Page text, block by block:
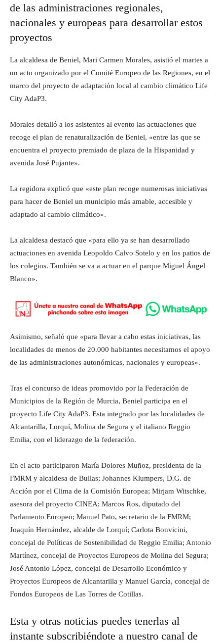
de las administraciones regionales,
nacionales y europeas para desarrollar estos
proyectos
La alcaldesa de Beniel, Mari Carmen Morales, asistió el martes a
un acto organizado por el Comité Europeo de las Regiones, en el
marco del proyecto de adaptación local al cambio climático Life
City AdaP3.
Morales detalló a los asistentes al evento las actuaciones que
recoge el plan de renaturalización de Beniel, «entre las que se
encuentra el proyecto premiado de plaza de la Hispanidad y
avenida José Pujante».
La regidora explicó que «este plan recoge numerosas iniciativas
para hacer de Beniel un municipio más amable, accesible y
adaptado al cambio climático».
La alcaldesa destacó que «para ello ya se han desarrollado
actuaciones en avenida Leopoldo Calvo Sotelo y en los patios de
los colegios. También se va a actuar en el parque Miguel Ángel
Blanco».
Asimismo, señaló que «para llevar a cabo estas iniciativas, las
localidades de menos de 20.000 habitantes necesitamos el apoyo
de las administraciones autonómicas, nacionales y europeas».
Tras el concurso de ideas promovido por la Federación de
Municipios de la Región de Murcia, Beniel participa en el
proyecto Life City AdaP3. Esta integrado por las localidades de
Alcantarilla, Lorquí, Molina de Segura y el italiano Reggio
Emilia, con el liderazgo de la federación.
En el acto participaron María Dolores Muñoz, presidenta de la
FMRM y alcaldesa de Bullas; Johannes Klumpers, D.G. de
Acción por el Clima de la Comisión Europea; Mirjam Witschke,
asesora del proyecto CINEA; Marcos Ros, diputado del
Parlamento Europeo; Manuel Pato, secretario de la FMRM;
Joaquín Hernández, alcalde de Lorquí; Carlota Bonvicini,
concejal de Políticas de Sostenibilidad de Reggio Emilia; Antonio
Martínez, concejal de Proyectos Europeos de Molina del Segura;
José Antonio López, concejal de Desarrollo Económico y
Proyectos Europeos de Alcantarilla y Manuel García, concejal de
Fondos Europeos de Las Torres de Cotillas.
Esta y otras noticias puedes tenerlas al
instante subscribiéndote a nuestro canal de